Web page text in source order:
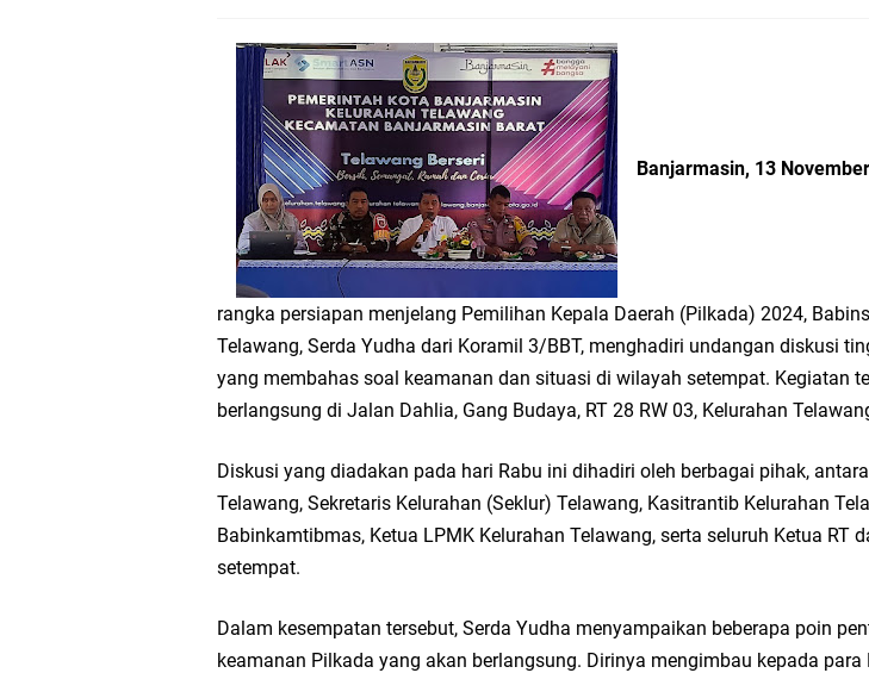
Banjarmasin, 13 November
rangka persiapan menjelang Pemilihan Kepala Daerah (Pilkada) 2024,
Telawang, Serda Yudha dari Koramil 3/BBT, menghadiri undangan diskusi
yang membahas soal keamanan dan situasi di wilayah setempat. Kegiatan
berlangsung di Jalan Dahlia, Gang Budaya, RT 28 RW 03, Kelurahan
Diskusi yang diadakan pada hari Rabu ini dihadiri oleh berbagai pihak,
Telawang, Sekretaris Kelurahan (Seklur) Telawang, Kasitrantib Kelurahan
Babinkamtibmas, Ketua LPMK Kelurahan Telawang, serta seluruh Ketua RT
setempat.
Dalam kesempatan tersebut, Serda Yudha menyampaikan beberapa poin
keamanan Pilkada yang akan berlangsung. Dirinya mengimbau kepada para